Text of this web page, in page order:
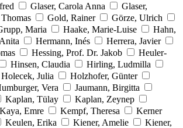
Glaser, Carola Anna
Glaser,
Gold, Rainer
Görze, Ulrich
Maria Haake, Marie-Luise
Hahn,
Hermann, Inés
Herrera, Javier
Hessing, Prof. Dr. Jakob
Heuler-
Hinsen, Claudia
Hirling, Ludmilla
Holecek, Julia
Holzhofer, Günter
Vera
Jaumann, Birgitta
Kaplan, Tülay
Kaplan, Zeynep
Kaya, Emre Kempf, Theresa
Kerner
Keulen, Erika Kiener, Amelie
Kiener,